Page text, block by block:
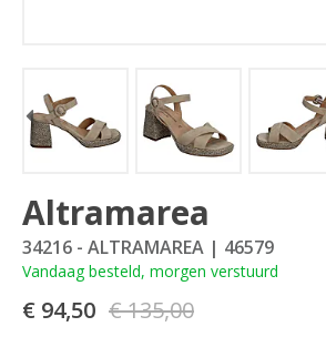
Altramarea
34216 - ALTRAMAREA | 46579
Vandaag besteld, morgen verstuurd
€ 135,00
€ 94,50